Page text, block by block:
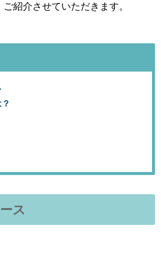
紹介させていただきます。
ス